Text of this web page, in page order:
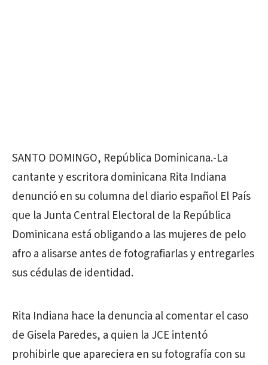
SANTO DOMINGO, República Dominicana.-La
cantante y escritora dominicana Rita Indiana
denunció en su columna del diario español El País
que la Junta Central Electoral de la República
Dominicana está obligando a las mujeres de pelo
afro a alisarse antes de fotografiarlas y entregarles
sus cédulas de identidad.
Rita Indiana hace la denuncia al comentar el caso
de Gisela Paredes, a quien la JCE intentó
prohibirle que apareciera en su fotografía con su